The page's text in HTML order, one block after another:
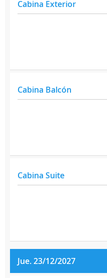
Cabina Exterior
Cabina Balcón
Cabina Suite
Jue. 23/12/2027